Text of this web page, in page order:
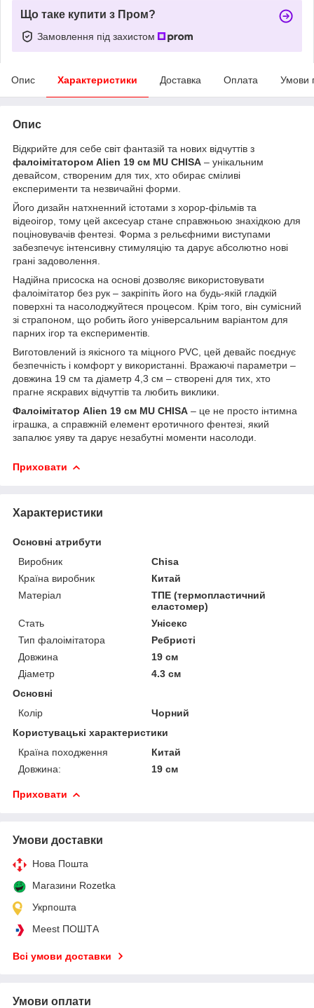
Що таке купити з Пром?
Замовлення під захистом
Опис Характеристики Доставка Оплата Умови
Опис
Відкрийте для себе світ фантазій та нових відчуттів з
фалоімітатором Alien 19 см MU CHISA – унікальним
девайсом, створеним для тих, хто обирає сміливі
експерименти та незвичайні форми.
Його дизайн натхненний істотами з хорор-фільмів та
відеоігор, тому цей аксесуар стане справжньою знахідкою для
поціновувачів фентезі. Форма з рельєфними виступами
забезпечує інтенсивну стимуляцію та дарує абсолютно нові
грані задоволення.
Надійна присоска на основі дозволяє використовувати
фалоімітатор без рук – закріпіть його на будь-якій гладкій
поверхні та насолоджуйтеся процесом. Крім того, він сумісний
зі страпоном, що робить його універсальним варіантом для
парних ігор та експериментів.
Виготовлений із якісного та міцного PVC, цей девайс поєднує
безпечність і комфорт у використанні. Вражаючі параметри –
довжина 19 см та діаметр 4,3 см – створені для тих, хто
прагне яскравих відчуттів та любить виклики.
Фалоімітатор Alien 19 см MU CHISA – це не просто інтимна
іграшка, а справжній елемент еротичного фентезі, який
запалює уяву та дарує незабутні моменти насолоди.
Приховати
Характеристики
Основні атрибути
Виробник
Chisa
Країна виробник
Китай
Матеріал
ТПЕ (термопластичний
еластомер)
Стать
Унісекс
Тип фалоімітатора
Ребристі
Довжина
19 см
Діаметр
4.3 см
Основні
Колір
Чорний
Користувацькі характеристики
Країна походження
Китай
Довжина:
19 см
Приховати
Умови доставки
Нова Пошта
Магазини Rozetka
Укрпошта
Meest ПОШТА
Всі умови доставки
Умови оплати